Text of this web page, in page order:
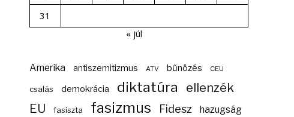
31
« júl
Amerika antiszemitizmus ATV bűnözés CEU
csalás demokrácia diktatúra ellenzék
EU fasiszta fasizmus Fidesz hazugság